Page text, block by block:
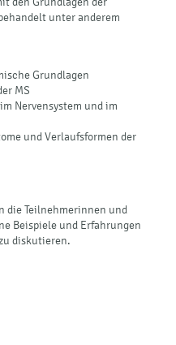
unter anderem
Grundlagen
MS
Nervensystem und im
und Verlaufsformen der
die Teilnehmerinnen und
Beispiele und Erfahrungen
diskutieren.